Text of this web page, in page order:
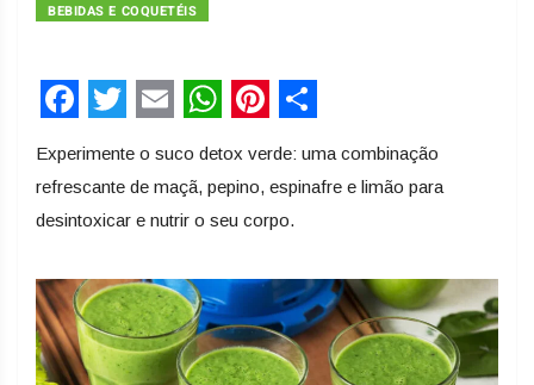
BEBIDAS E COQUETÉIS
Facebook
TwitterEmailWhatsApp
Pinterest
Share
Experimente o suco detox verde: uma combinação
refrescante de maçã, pepino, espinafre e limão para
desintoxicar e nutrir o seu corpo.